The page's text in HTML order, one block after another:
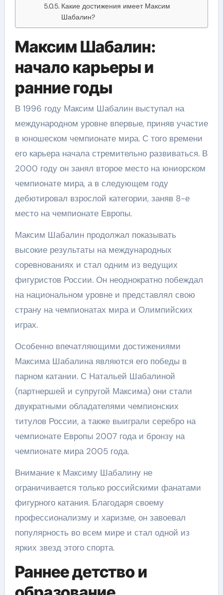
Какие достижения имеет Максим
Шабалин?
Максим Шабалин:
начало карьеры и
ранние годы
В 1996 году Максим Шабалин выступал на
международном уровне впервые, приняв участие
в юношеском чемпионате мира. С того времени
его карьера начала стремительно развиваться. В
2000 году он занял второе место на юниорском
чемпионате мира, а в следующем году
дебютировал взрослой категории, заняв 8-е
место на чемпионате Европы.
Максим Шабалин продолжал показывать
высокие результаты на международных
соревнованиях и стал одним из ведущих
фигуристов России. Он неоднократно побеждал
на национальном уровне и представлял свою
страну на чемпионатах мира и Олимпийских
играх.
Особенно впечатляющими достижениями
Максима Шабалина являются его победы в
парном катании. С Натальей Шабалиной
(партнершей и супругой Максима) они стали
двукратными обладателями чемпионских
титулов России, а также выиграли серебро на
чемпионате Европы 2007 года и бронзу на
чемпионате мира 2005 года.
Внимание к Максиму Шабалину не
ограничивается только российскими фанатами
фигурного катания. Благодаря своему
профессионализму и харизме, он завоевал
популярность во всем мире и стал одной из
ярких звезд этого спорта.
Раннее детство и